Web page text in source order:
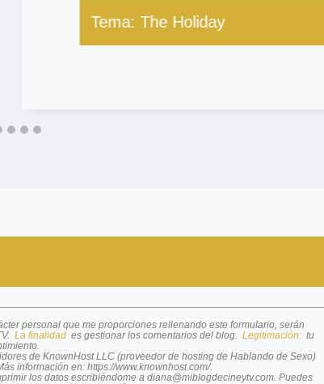
Tema: The Holiday
personal que me proporciones rellenando este formulario, serán
La finalidad es gestionar los comentarios del blog. Legitimación: tu
de KnownHost LLC (proveedor de hosting de Hablando de Sexo)
información en: https://www.knownhost.com/.
los datos escribiéndome a diana@miblogdecineytv.com. Puedes